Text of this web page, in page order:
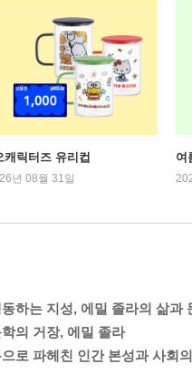
릭터즈 유리컵
년 08월 31일
여
하는 지성, 에밀 졸라의 삶과
의 거장, 에밀 졸라
로 파헤친 인간 본성과 사회